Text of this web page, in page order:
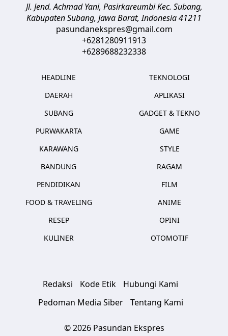
Jl. Jend. Achmad Yani, Pasirkareumbi Kec. Subang,
Kabupaten Subang, Jawa Barat,Indonesia41211
pasundanekspres@gmail.com
+6281280911913
+6289688232338
HEADLINE
DAERAH
SUBANG
PURWAKARTA
KARAWANG
BANDUNG
PENDIDIKAN
FOOD & TRAVELING
RESEP
KULINER
TEKNOLOGI
APLIKASI
GADGET & TEKNO
GAME
STYLE
RAGAM
FILM
ANIME
OPINI
OTOMOTIF
Redaksi Kode Etik
Hubungi Kami
Pedoman Media Siber
Tentang Kami
© 2026 Pasundan Ekspres